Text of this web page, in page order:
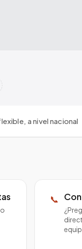
a nivel nacional
📞